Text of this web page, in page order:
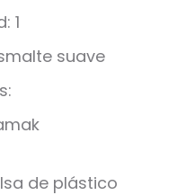
1
suave
de plástico